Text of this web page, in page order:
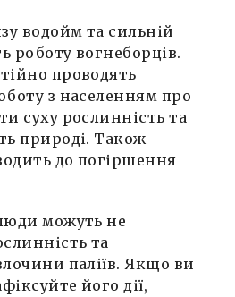
водойм та сильній
роботу вогнеборців.
проводять
з населенням про
суху рослинність та
природі. Також
до погіршення
можуть не
та
паліїв. Якщо ви
його дії,